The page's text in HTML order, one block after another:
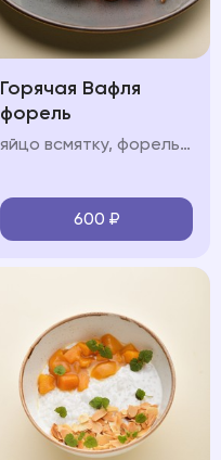
Горячая Вафля
форель
яйцо всмятку, форель, авокадо мусс, крем фреш, руккола
600 ₽